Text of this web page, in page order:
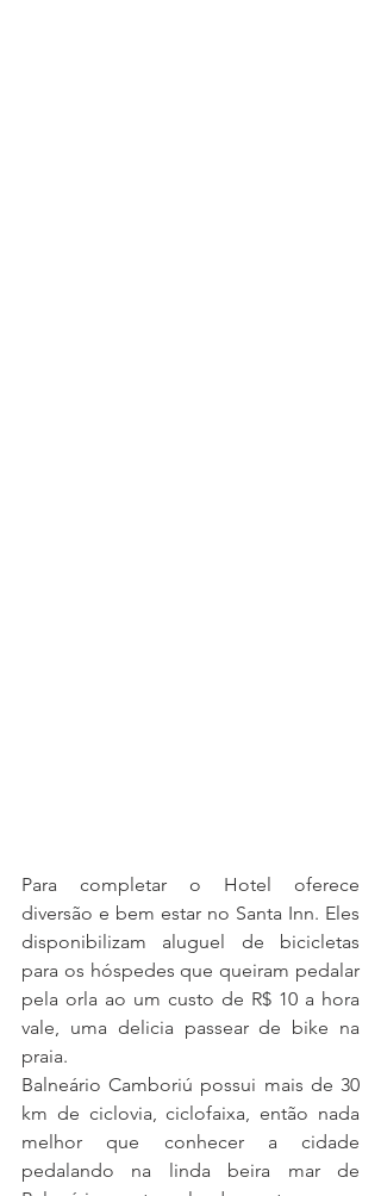
Para completar o Hotel oferece
diversão e bem estar no Santa Inn. Eles
disponibilizam aluguel de bicicletas
para os hóspedes que queiram pedalar
pela orla ao um custo de R$ 10 a hora
vale, uma delicia passear de bike na
praia.
Balneário Camboriú possui mais de 30
km de ciclovia, ciclofaixa, então nada
melhor que conhecer a cidade
pedalando na linda beira mar de